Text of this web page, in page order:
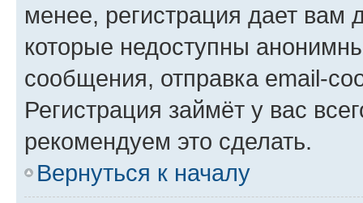
менее, регистрация дает вам
которые недоступны
сообщения, отправка email-
Регистрация займёт у вас
рекомендуем это сделать.
Вернуться к началу